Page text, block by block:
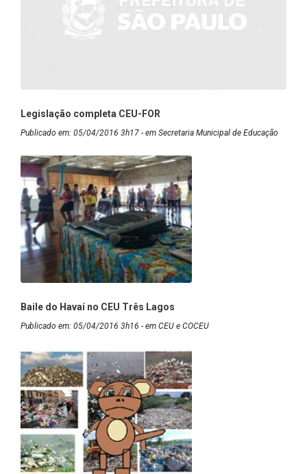
Legislação completa CEU-FOR
Publicado em: 05/04/2016 3h17 - em Secretaria Municipal de Educação
Baile do Havaí no CEU Três Lagos
Publicado em: 05/04/2016 3h16 - em CEU e COCEU